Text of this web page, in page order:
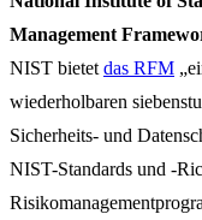
Management
NIST bietet das RFM
wiederholbaren
Sicherheits- und
NIST-Standards und -